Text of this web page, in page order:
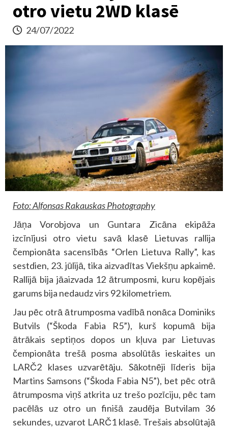
otro vietu 2WD klasē
24/07/2022
Foto: Alfonsas Rakauskas Photography
Jāņa Vorobjova un Guntara Zicāna ekipāža
izcīnījusi otro vietu savā klasē Lietuvas rallija
čempionāta sacensībās “Orlen Lietuva Rally”, kas
sestdien, 23. jūlijā, tika aizvadītas Viekšņu apkaimē.
Rallijā bija jāaizvada 12 ātrumposmi, kuru kopējais
garums bija nedaudz virs 92 kilometriem.
Jau pēc otrā ātrumposma vadībā nonāca Dominiks
Butvils (“Škoda Fabia R5”), kurš kopumā bija
ātrākais septiņos dopos un kļuva par Lietuvas
čempionāta trešā posma absolūtās ieskaites un
LARČ2 klases uzvarētāju. Sākotnēji līderis bija
Martins Samsons (“Škoda Fabia N5”), bet pēc otrā
ātrumposma viņš atkrita uz trešo pozīciju, pēc tam
pacēlās uz otro un finišā zaudēja Butvilam 36
sekundes, uzvarot LARČ1 klasē. Trešais absolūtajā